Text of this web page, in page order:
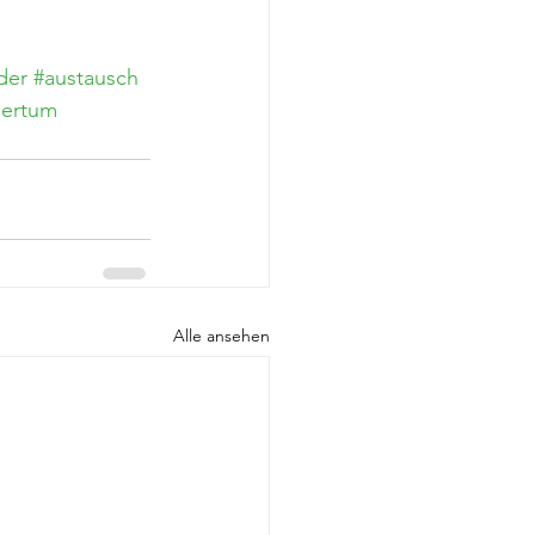
#austausch
Alle ansehen